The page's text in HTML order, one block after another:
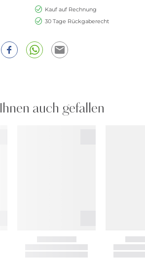
Kauf auf Rechnung
30 Tage Rückgaberecht
auch gefallen